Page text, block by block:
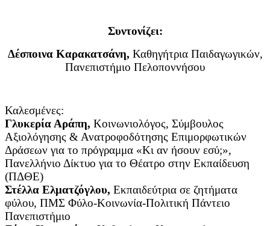
Συντονίζει:
Δέσποινα Καρακατσάνη, Καθηγήτρια Παιδαγωγικών,
Πανεπιστήμιο Πελοποννήσου
Καλεσμένες:
Γλυκερία Αράπη, Κοινωνιολόγος, Σύμβουλος
Αξιολόγησης & Ανατροφοδότησης Επιμορφωτικών
Δράσεων για το πρόγραμμα «Κι αν ήσουν εσύ;»,
Πανελλήνιο Δίκτυο για το Θέατρο στην Εκπαίδευση
(ΠΔΘΕ)
Στέλλα Ελματζόγλου, Εκπαιδεύτρια σε ζητήματα
φύλου, ΠΜΣ Φύλο-Κοινωνία-Πολιτική Πάντειο
Πανεπιστήμιο